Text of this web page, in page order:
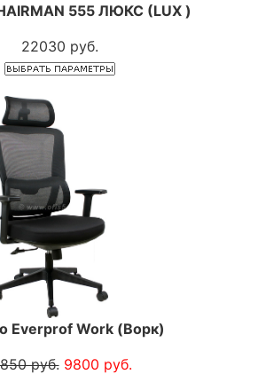
555 ЛЮКС (LUX )
22030 руб.
Everprof Work (Ворк)
руб. 9800 руб.